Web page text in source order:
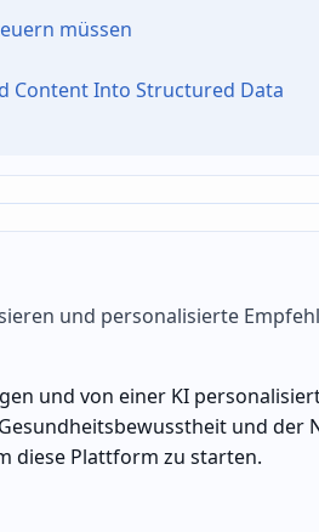
müssen
Content Into Structured Data
und personalisierte
und von einer KI
und der
diese Plattform zu starten.